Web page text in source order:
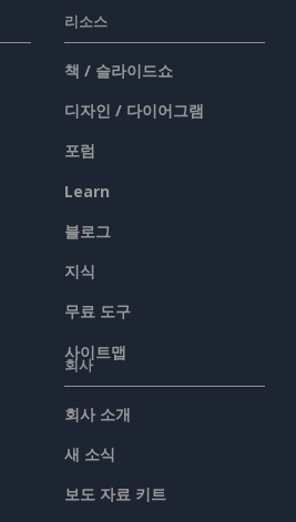
리소스
책 / 슬라이드쇼
디자인 / 다이어그램
포럼
Learn
블로그
지식
무료 도구
사이트맵
회사
회사 소개
새 소식
보도 자료 키트